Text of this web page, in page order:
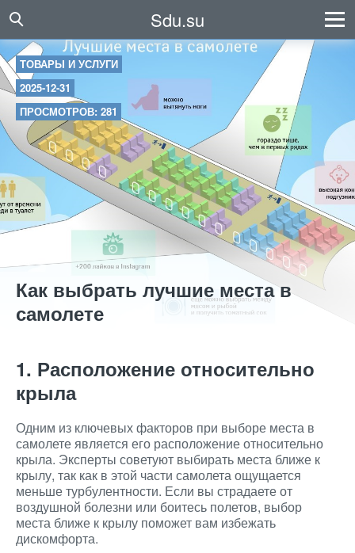
Sdu.su
ТОВАРЫ И УСЛУГИ
2025-12-31
ПРОСМОТРОВ: 281
Как выбрать лучшие места в
самолете
1. Расположение относительно
крыла
Одним из ключевых факторов при выборе места в
самолете является его расположение относительно
крыла. Эксперты советуют выбирать места ближе к
крылу, так как в этой части самолета ощущается
меньше турбулентности. Если вы страдаете от
воздушной болезни или боитесь полетов, выбор
места ближе к крылу поможет вам избежать
дискомфорта.